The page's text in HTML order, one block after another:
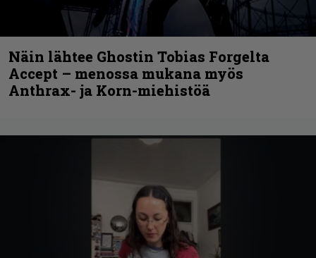
Näin lähtee Ghostin Tobias Forgelta
Accept – menossa mukana myös
Anthrax- ja Korn-miehistöä